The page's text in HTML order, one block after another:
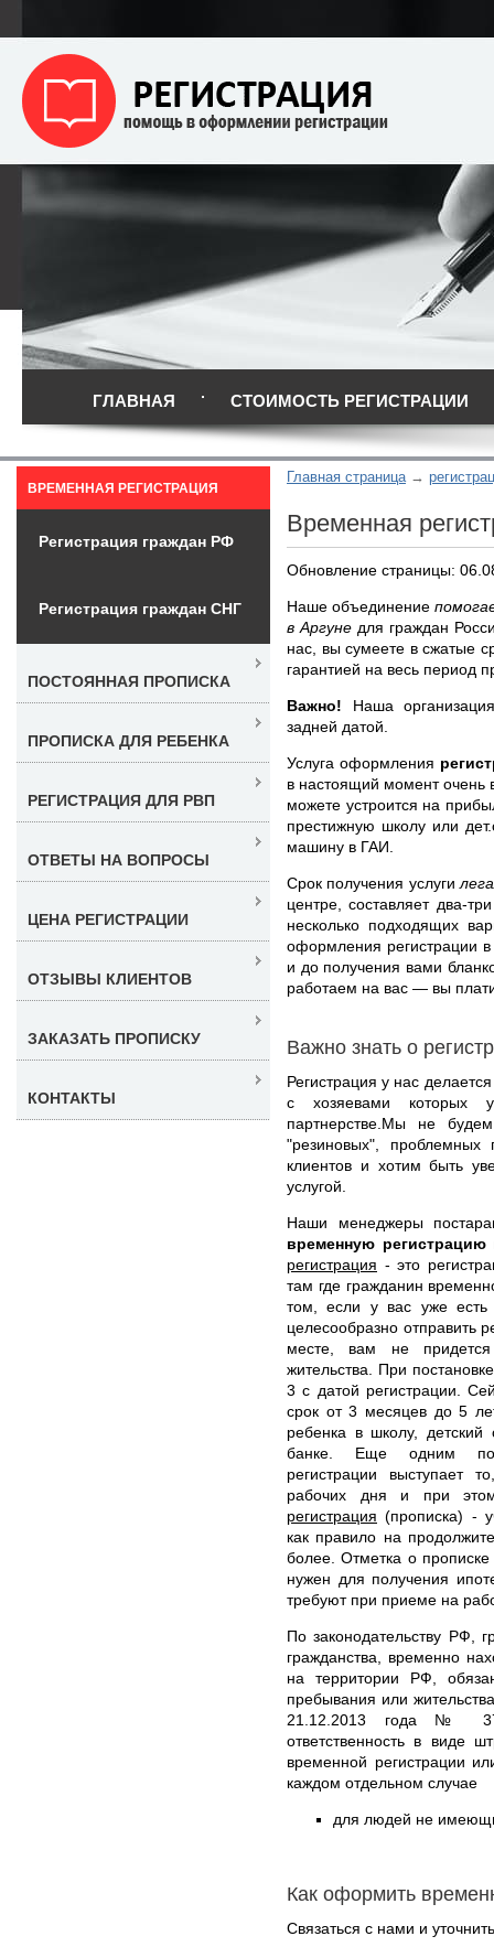
ГЛАВНАЯ СТОИМОСТЬ РЕГИСТРАЦИИ
Главная страница
Временная
Обновление страницы:
Наше объединение
в Аргуне для граждан
нас, вы сумеете в сжатые
гарантией на весь период
Важно! Наша
задней датой.
Услуга оформления
в настоящий момент очень
можете устроится на
престижную школу или
машину в ГАИ.
Срок получения услуги
центре, составляет два-
несколько подходящих
оформления регистрации
и до получения вами
работаем на вас — вы
Важно знать о
Регистрация у нас
с хозяевами которых
партнерстве.Мы не
"резиновых",
клиентов и хотим быть
услугой.
Наши менеджеры
временную
регистрация - это
там где гражданин
том, если у вас уже
целесообразно отправить
месте, вам не придется
жительства. При
3 с датой регистрации.
срок от 3 месяцев до 5
ребенка в школу,
банке. Еще одним
регистрации выступает
рабочих дня и при
регистрация (прописка) -
как правило на
более. Отметка о прописке
нужен для получения
требуют при приеме на
По законодательству РФ,
гражданства, временно
на территории РФ,
пребывания или
21.12.2013 года №
ответственность в виде
временной регистрации
каждом отдельном случае
для людей не
Как оформить
Связаться с нами и
ВРЕМЕННАЯ РЕГИСТРАЦИЯ
Регистрация граждан РФ
Регистрация граждан СНГ
ПОСТОЯННАЯ ПРОПИСКА
ПРОПИСКА ДЛЯ РЕБЕНКА
РЕГИСТРАЦИЯ ДЛЯ РВП
ОТВЕТЫ НА ВОПРОСЫ
ЦЕНА РЕГИСТРАЦИИ
ОТЗЫВЫ КЛИЕНТОВ
ЗАКАЗАТЬ ПРОПИСКУ
КОНТАКТЫ